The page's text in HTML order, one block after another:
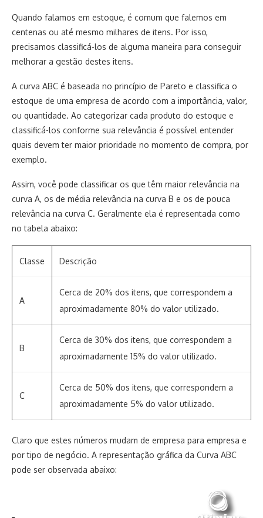
Quando falamos em estoque, é comum que falemos em
centenas ou até mesmo milhares de itens. Por isso,
precisamos classificá-los de alguma maneira para conseguir
melhorar a gestão destes itens.
A curva ABC é baseada no princípio de Pareto e classifica o
estoque de uma empresa de acordo com a importância, valor,
ou quantidade. Ao categorizar cada produto do estoque e
classificá-los conforme sua relevância é possível entender
quais devem ter maior prioridade no momento de compra, por
exemplo.
Assim, você pode classificar os que têm maior relevância na
curva A, os de média relevância na curva B e os de pouca
relevância na curva C. Geralmente ela é representada como
no tabela abaixo:
Classe Descrição
A
Cerca de 20% dos itens, que correspondem a
aproximadamente 80% do valor utilizado.
B
Cerca de 30% dos itens, que correspondem a
aproximadamente 15% do valor utilizado.
C
Cerca de 50% dos itens, que correspondem a
aproximadamente 5% do valor utilizado.
Claro que estes números mudam de empresa para empresa e
por tipo de negócio. A representação gráfica da Curva ABC
pode ser observada abaixo: